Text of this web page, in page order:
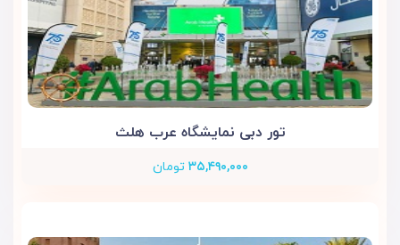
تور دبی نمایشگاه عرب هلث
۳۵,۴۹۰,۰۰۰ تومان